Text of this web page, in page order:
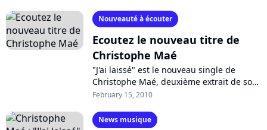
second...
Nouveauté à écouter
Ecoutez le nouveau titre de
Christophe Maé
"J'ai laissé" est le nouveau single de
Christophe Maé, deuxième extrait de son
prochain album intitulé "On trace la
February 15, 2010
News musique